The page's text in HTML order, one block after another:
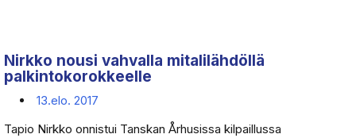
Nirkko nousi vahvalla mitalilähdöllä
palkintokorokkeelle
13.elo. 2017
Tapio Nirkko onnistui Tanskan Århusissa kilpaillussa